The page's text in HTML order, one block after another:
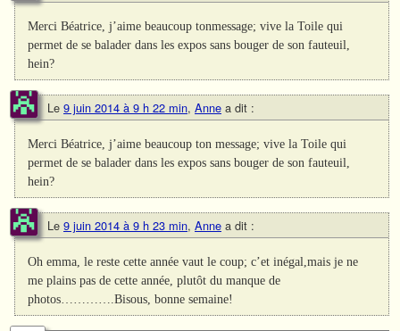
Merci Béatrice, j’aime beaucoup tonmessage; vive la Toile qui
permet de se balader dans les expos sans bouger de son fauteuil,
hein?
Le 9 juin 2014 à 9 h 22 min, Anne a dit :
Merci Béatrice, j’aime beaucoup ton message; vive la Toile qui
permet de se balader dans les expos sans bouger de son fauteuil,
hein?
Le 9 juin 2014 à 9 h 23 min, Anne a dit :
Oh emma, le reste cette année vaut le coup; c’et inégal,mais je ne
me plains pas de cette année, plutôt du manque de
photos………….Bisous, bonne semaine!